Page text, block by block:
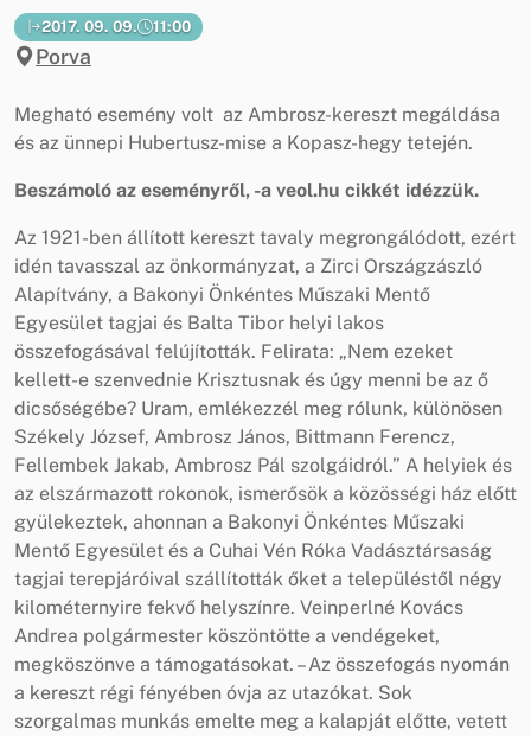
2017. 09. 09. 11:00
Porva
Megható esemény volt az Ambrosz-kereszt megáldása
és az ünnepi Hubertusz-mise a Kopasz-hegy tetején.
Beszámoló az eseményről, -a veol.hu cikkét idézzük.
Az 1921-ben állított kereszt tavaly megrongálódott, ezért
idén tavasszal az önkormányzat, a Zirci Országzászló
Alapítvány, a Bakonyi Önkéntes Műszaki Mentő
Egyesület tagjai és Balta Tibor helyi lakos
összefogásával felújították. Felirata: „Nem ezeket
kellett-e szenvednie Krisztusnak és úgy menni be az ő
dicsőségébe? Uram, emlékezzél meg rólunk, különösen
Székely József, Ambrosz János, Bittmann Ferencz,
Fellembek Jakab, Ambrosz Pál szolgáidról.” A helyiek és
az elszármazott rokonok, ismerősök a közösségi ház előtt
gyülekeztek, ahonnan a Bakonyi Önkéntes Műszaki
Mentő Egyesület és a Cuhai Vén Róka Vadásztársaság
tagjai terepjáróival szállították őket a településtől négy
kilométernyire fekvő helyszínre. Veinperlné Kovács
Andrea polgármester köszöntötte a vendégeket,
megköszönve a támogatásokat. – Az összefogás nyomán
a kereszt régi fényében óvja az utazókat. Sok
szorgalmas munkás emelte meg a kalapját előtte, vetett